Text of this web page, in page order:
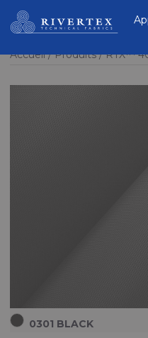
Accueil Produits RTX™
0301 BLACK
Rivertex Technical
Fabrics Group